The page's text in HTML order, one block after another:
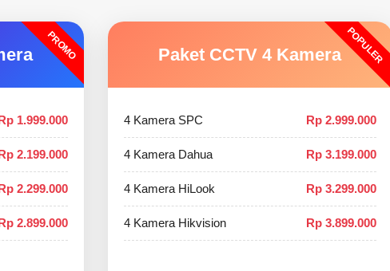
PROMO
1.999.000
2.199.000
2.299.000
2.899.000
POPULER
Paket CCTV 4 Kamera
4 Kamera SPC Rp 2.999.000
4 Kamera Dahua Rp 3.199.000
4 Kamera HiLook Rp 3.299.000
4 Kamera Hikvision Rp 3.899.000